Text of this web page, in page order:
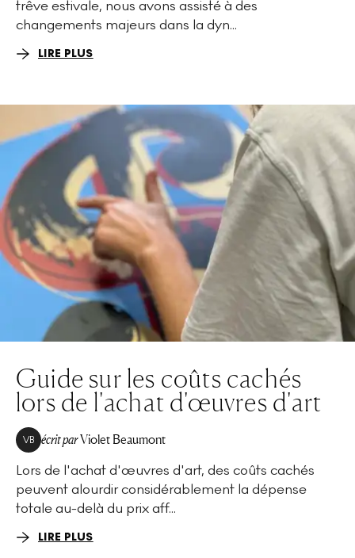
trêve estivale, nous avons assisté à des
changements majeurs dans la dyn...
LIRE PLUS
Guide sur les coûts cachés
lors de l'achat d'œuvres d'art
VB écrit parViolet Beaumont
Lors de l'achat d'œuvres d'art, des coûts cachés
peuvent alourdir considérablement la dépense
totale au-delà du prix aff...
LIRE PLUS